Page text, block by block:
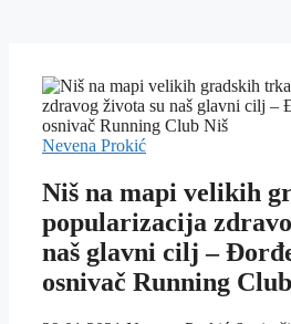
Nevena Prokić
Niš na mapi velikih
popularizacija
naš glavni cilj –
osnivač Running